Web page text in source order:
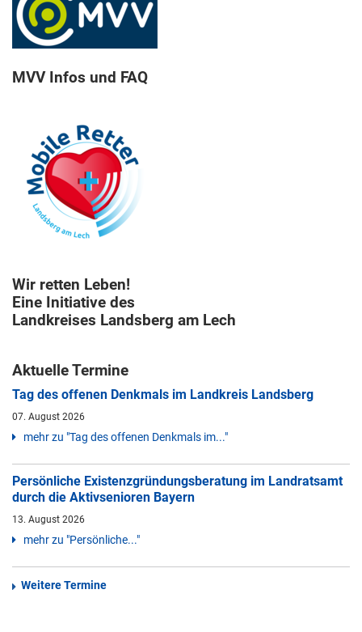
MVV Infos und FAQ
Wir retten Leben!
Eine Initiative des
Landkreises Landsberg am Lech
Aktuelle Termine
Tag des offenen Denkmals im Landkreis Landsberg
07. August 2026
mehr zu "Tag des offenen Denkmals im..."
Persönliche Existenzgründungsberatung im Landratsamt
durch die Aktivsenioren Bayern
13. August 2026
mehr zu "Persönliche..."
Weitere Termine